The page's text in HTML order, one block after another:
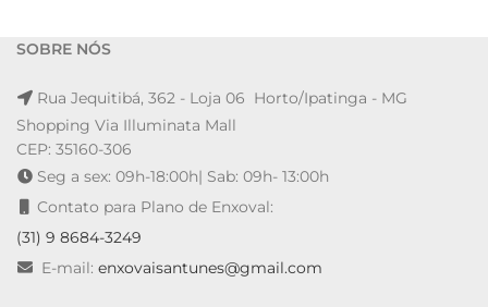
SOBRE NÓS
Rua Jequitibá, 362 - Loja 06 Horto/Ipatinga - MG
Shopping Via Illuminata Mall
CEP: 35160-306
Seg a sex: 09h-18:00h| Sab: 09h- 13:00h
Contato para Plano de Enxoval:
(31) 9 8684-3249
E-mail: enxovaisantunes@gmail.com